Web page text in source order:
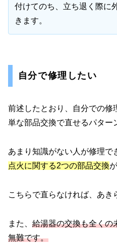
付けてのち、立ち退く際に
きます。
自分で修理したい
前述したとおり、自分での修
単な部品交換で直せるパター
あまり知識がない人が修理で
点火に関する2つの部品交換
こちらで直らなければ、あき
また、 給湯器の交換も全くの
無難です。